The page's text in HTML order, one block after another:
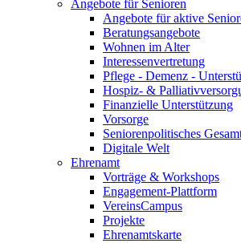
Angebote für Senioren
Angebote für aktive
Beratungsangebote
Wohnen im Alter
Interessenvertretung
Pflege - Demenz -
Hospiz- &
Finanzielle Unterstützung
Vorsorge
Seniorenpolitisches
Digitale Welt
Ehrenamt
Vorträge & Workshops
Engagement-Plattform
VereinsCampus
Projekte
Ehrenamtskarte